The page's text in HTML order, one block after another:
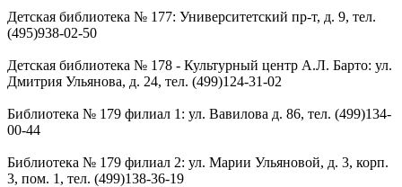
Детская библиотека № 177: Университетский пр-т, д. 9, тел.
(495)938-02-50
Детская библиотека № 178 - Культурный центр А.Л. Барто: ул.
Дмитрия Ульянова, д. 24, тел. (499)124-31-02
Библиотека № 179 филиал 1: ул. Вавилова д. 86, тел. (499)134-
00-44
Библиотека № 179 филиал 2: ул. Марии Ульяновой, д. 3, корп.
3, пом. 1, тел. (499)138-36-19